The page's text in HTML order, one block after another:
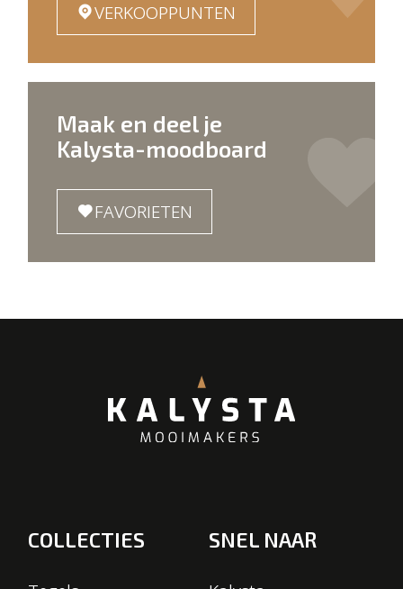
VERKOOPPUNTEN
Maak en deel je
Kalysta-moodboard
FAVORIETEN
COLLECTIES SNEL NAAR